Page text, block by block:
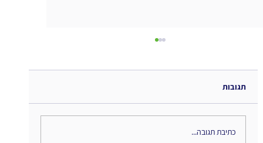
תגובות
כתיבת תגובה...